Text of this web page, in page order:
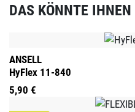
DAS KÖNNTE IHNEN
Produktgalerie überspringen
ANSELL
HyFlex 11-840
5,90 €